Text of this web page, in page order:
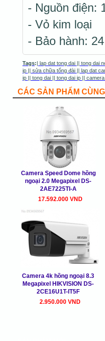
- Nguồn điện:
- Vỏ kim loại
- Bảo hành:
Tags:| lap dat tong dai || tong dai
ip || sửa chữa tổng đài || lap dat
ip || tong dai || tong dai ip ||
CÁC SẢN PHẨM
Camera Speed Dome hồng
ngoại 2.0 Megapixel DS-
2AE7225TI-A
17.592.000 VND
Camera 4k hồng ngoại 8.3
Megapixel HIKVISION DS-
2CE16U1T-IT5F
2.950.000 VND